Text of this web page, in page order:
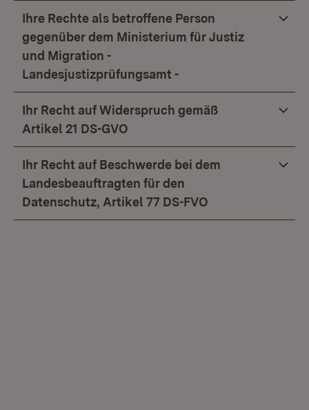
Ihre Rechte als betroffene Person
gegenüber dem Ministerium für Justiz
und Migration -
Landesjustizprüfungsamt -
Ihr Recht auf Widerspruch gemäß
Artikel 21 DS-GVO
Ihr Recht auf Beschwerde bei dem
Landesbeauftragten für den
Datenschutz, Artikel 77 DS-FVO